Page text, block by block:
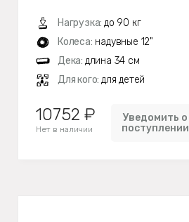
Нагрузка: до 90 кг
Колеса: надувные 12"
Дека: длина 34 см
Для кого: для детей
10752 ₽
Нет в наличии
Уведомить о
поступлении